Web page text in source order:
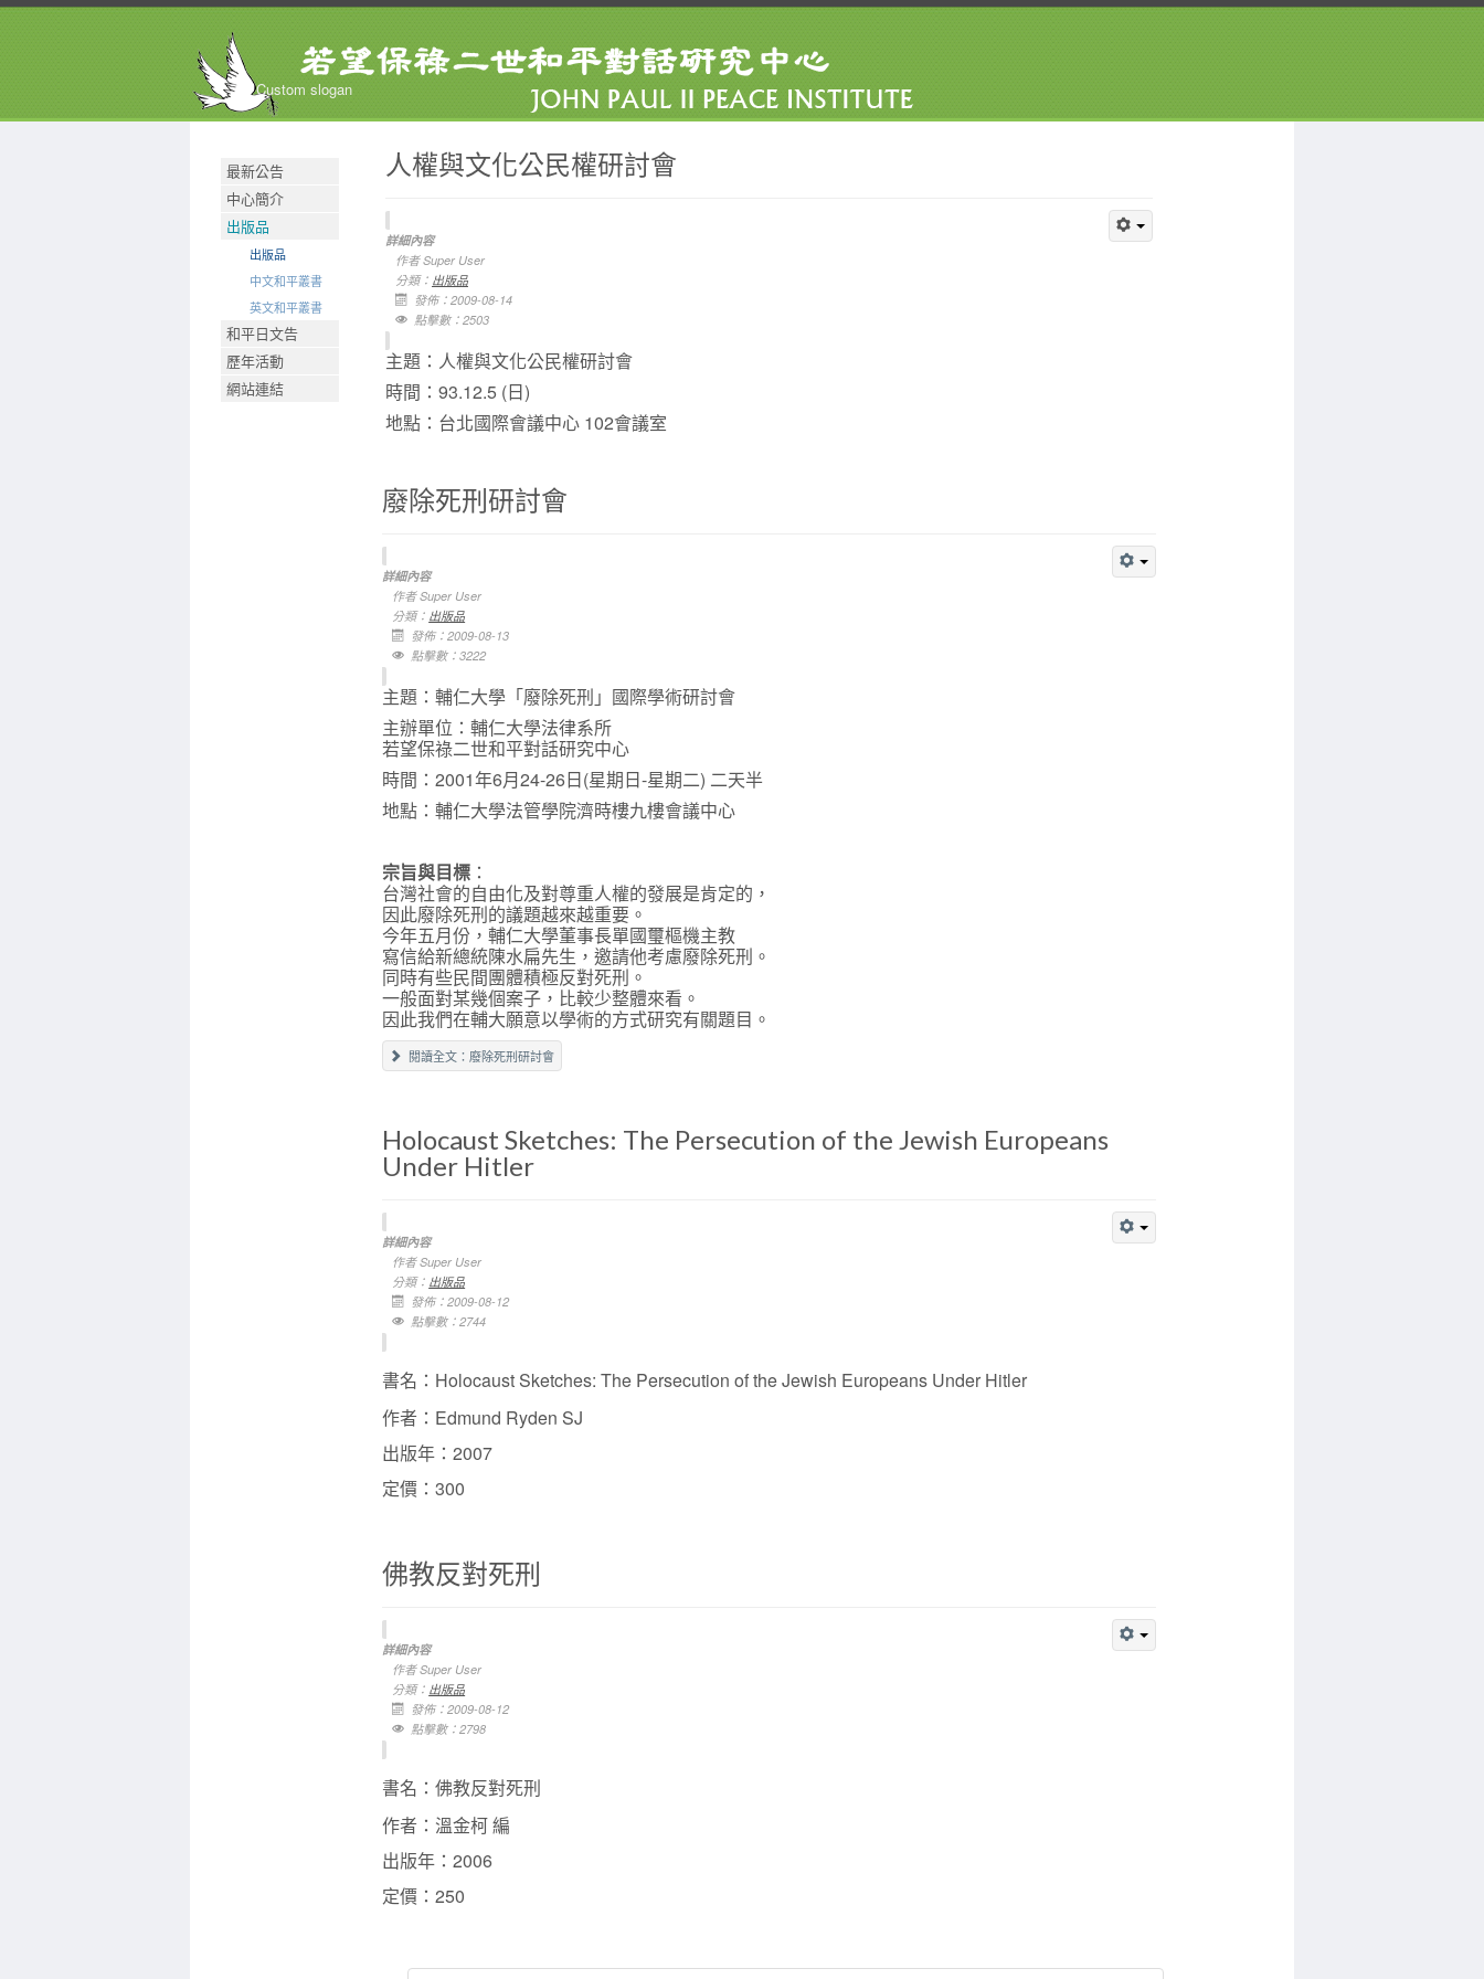
Custom slogan
最新公告
中心簡介
出版品
出版品
中文和平叢書
英文和平叢書
和平日文告
歷年活動
網站連結
人權與文化公民權研討會
詳細內容
作者Super User
分類： 出版品
發佈：2009-08-14
點擊數：2503
主題：人權與文化公民權研討會
時間：93.12.5 (日)
地點：台北國際會議中心 102會議室
廢除死刑研討會
詳細內容
作者Super User
分類： 出版品
發佈：2009-08-13
點擊數：3222
主題：輔仁大學「廢除死刑」國際學術研討會
主辦單位：輔仁大學法律系所
若望保祿二世和平對話研究中心
時間：2001年6月24-26日(星期日-星期二) 二天半
地點：輔仁大學法管學院濟時樓九樓會議中心
宗旨與目標 ：
台灣社會的自由化及對尊重人權的發展是肯定的，
因此廢除死刑的議題越來越重要。
今年五月份，輔仁大學董事長單國璽樞機主教
寫信給新總統陳水扁先生，邀請他考慮廢除死刑。
同時有些民間團體積極反對死刑。
一般面對某幾個案子，比較少整體來看。
因此我們在輔大願意以學術的方式研究有關題目。
閱讀全文：廢除死刑研討會
Holocaust Sketches: The Persecution of the Jewish Europeans
Under Hitler
詳細內容
作者Super User
分類： 出版品
發佈：2009-08-12
點擊數：2744
書名： Holocaust Sketches: The Persecution of the Jewish Europeans Under Hitler
作者： Edmund Ryden SJ
出版年：2007
定價：300
佛教反對死刑
詳細內容
作者Super User
分類： 出版品
發佈：2009-08-12
點擊數：2798
書名：佛教反對死刑
作者： 溫金柯 編
出版年：2006
定價：250